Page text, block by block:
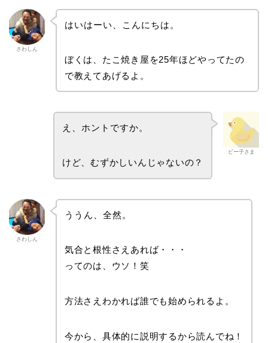
さわしん
はいはーい、こんにちは。
ぼくは、たこ焼き屋を25年ほどやってたの
で教えてあげるよ。
ピー子さま
え、ホントですか。
けど、むずかしいんじゃないの？
さわしん
ううん、全然。
気合と根性さえあれば・・・
ってのは、ウソ！笑
方法さえわかれば誰でも始められるよ。
今から、具体的に説明するから読んでね！